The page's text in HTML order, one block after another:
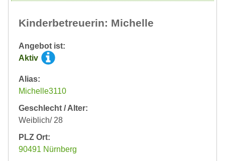
Kinderbetreuerin: Michelle
Angebot ist:
Aktiv
Alias:
Michelle3110
Geschlecht / Alter:
Weiblich/ 28
PLZ Ort:
90491 Nürnberg